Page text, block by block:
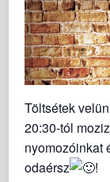
Töltsétek
20:30-tól
nyomozóinkat
odaérsz
!